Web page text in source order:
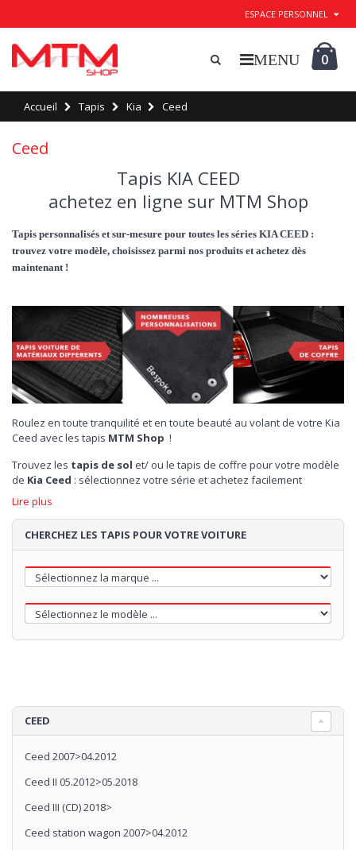
ESPACE PERSONNEL
0
Accueil Tapis Kia Ceed
Ceed
Tapis KIA CEED
achetez en ligne sur MTM Shop
Tapis personnalisés et sur-mesure pour toutes les séries KIA CEED :
trouvez votre modèle, choisissez parmi nos produits et achetez dès
maintenant !
Roulez en toute tranquilité et en toute beauté au volant de votre Kia
Ceed avec les tapis MTM Shop !
Trouvez les tapis de sol et/ ou le tapis de coffre pour votre modèle
de Kia Ceed : sélectionnez votre série et achetez facilement
vos
tapis sur-mesure.
Choisissez parmi différentes gammes de tapis en velours moquette :
TOP, PLUS, ONE.
Broderie sur demandeetmaximum de personnalisationpour
votre set de tapis sur-mesure : couleur de la moquette, du contour,
des coutures, ajout ou non d'une talonette.
Autrement vous pouvez opter pour la praticité avec destapis en
caoutchouc, inodores et confortables .
Lire plus
CHERCHEZ LES TAPIS POUR VOTRE VOITURE
CEED
Ceed 2007>04.2012
Ceed II 05.2012>05.2018
Ceed III (CD) 2018>
Ceed station wagon 2007>04.2012